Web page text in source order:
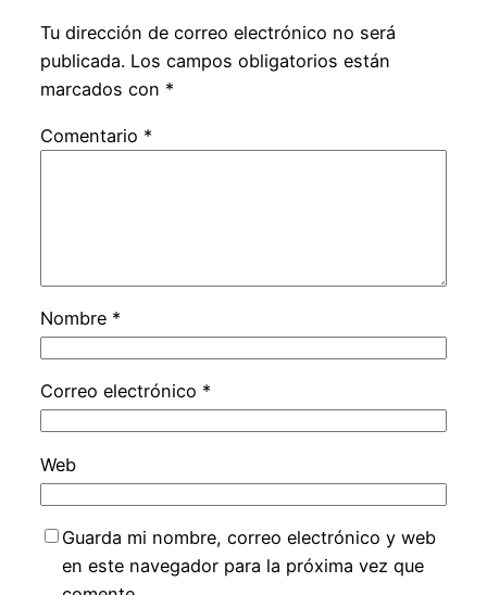
Tu dirección de correo electrónico no será
publicada. Los campos obligatorios están
marcados con *
Comentario *
Nombre *
Correo electrónico *
Web
Guarda mi nombre, correo electrónico y web
en este navegador para la próxima vez que